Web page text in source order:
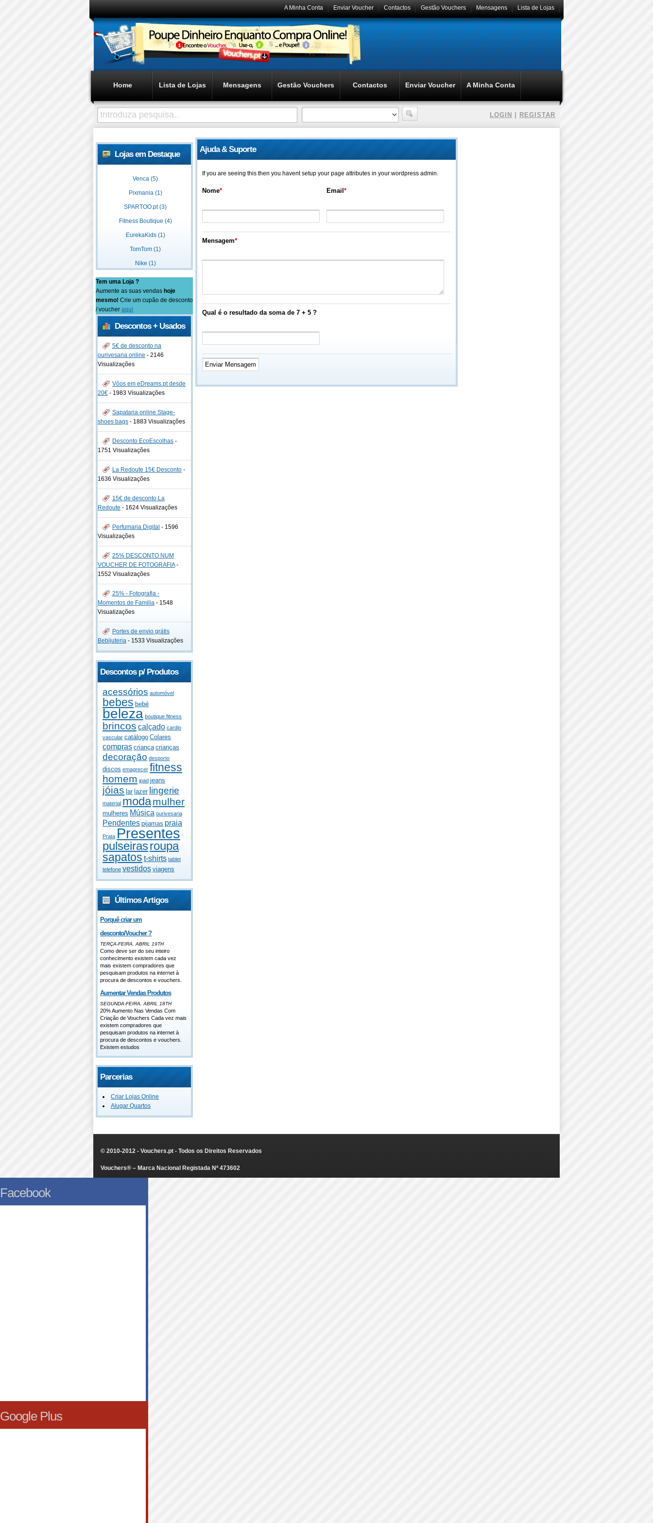
Lista de Lojas
Mensagens
Gestão Vouchers
Contactos
Enviar Voucher
A Minha Conta
Home Lista de Lojas Mensagens Gestão Vouchers Contactos Enviar Voucher A Minha Conta
LOGIN REGISTAR
Lojas em Destaque
Venca (5)
Pixmania (1)
SPARTOO.pt (3)
Fitness Boutique (4)
EurekaKids (1)
TomTom (1)
Nike (1)
Tem uma Loja ?
Aumente as suas vendas hoje
mesmo! Crie um cupão de desconto
/ voucher aqui
Descontos + Usados
5€ de desconto na
ourivesaria online - 2146
Visualizações
Vôos em eDreams.pt desde
20€ - 1983 Visualizações
Sapataria online Stage-
shoes bags - 1883 Visualizações
Desconto EcoEscolhas -
1751 Visualizações
La Redoute 15€ Desconto -
1636 Visualizações
15€ de desconto La
Redoute - 1624 Visualizações
Perfumaria Digital - 1596
Visualizações
25% DESCONTO NUM
VOUCHER DE FOTOGRAFIA-
1552 Visualizações
25% - Fotografia -
Momentos de Familia - 1548
Visualizações
Portes de envio grátis
Bebijuteria - 1533 Visualizações
Descontos p/ Produtos
acessórios automóvel
bebes bebé
beleza boutique fitness
brincos calçado cardio
vascular catálogo Colares
compras criança crianças
decoração desporto
discos emagrecer fitness
homem ipad jeans
jóias lar lazer lingerie
material modamulher
mulheres Música ourivesaria
Pendentes pijamas praia
Prata Presentes
pulseirasroupa
sapatos t-shirts tablet
telefone vestidos viagens
Últimos Artigos
Porquê criar um
desconto/Voucher ?
TERÇA-FEIRA, ABRIL 19TH
Como deve ser do seu inteiro
conhecimento existem cada vez
mais existem compradores que
pesquisam produtos na internet à
procura de descontos e vouchers.
Aumentar Vendas Produtos
SEGUNDA-FEIRA, ABRIL 18TH
20% Aumento Nas Vendas Com
Criação de Vouchers Cada vez mais
existem compradores que
pesquisam produtos na internet à
procura de descontos e vouchers.
Existem estudos
Parcerias
Criar Lojas Online
Alugar Quartos
Ajuda & Suporte
If you are seeing this then you havent setup your page attributes in your wordpress admin.
Nome* Email *
Mensagem*
Qual é o resultado da soma de 7 + 5 ?
© 2010-2012 - Vouchers.pt - Todos os Direitos Reservados
Vouchers® – Marca Nacional Registada Nº 473602
Facebook
Google Plus